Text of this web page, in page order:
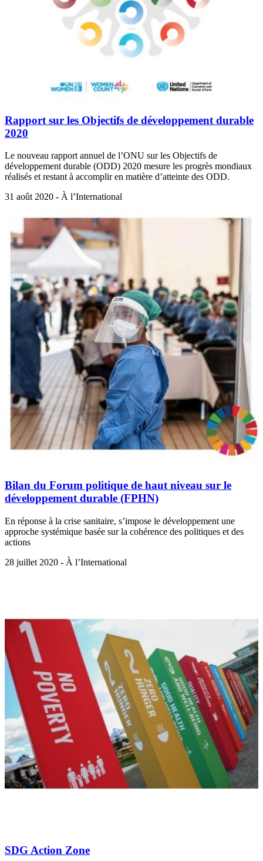
Rapport sur les Objectifs de développement durable
2020
Le nouveau rapport annuel de l’ONU sur les Objectifs de
développement durable (ODD) 2020 mesure les progrès mondiaux
réalisés et restant à accomplir en matière d’atteinte des ODD.
31 août 2020 - À l’International
Bilan du Forum politique de haut niveau sur le
développement durable (FPHN)
En réponse à la crise sanitaire, s’impose le développement une
approche systémique basée sur la cohérence des politiques et des
actions
28 juillet 2020 - À l’International
SDG Action Zone